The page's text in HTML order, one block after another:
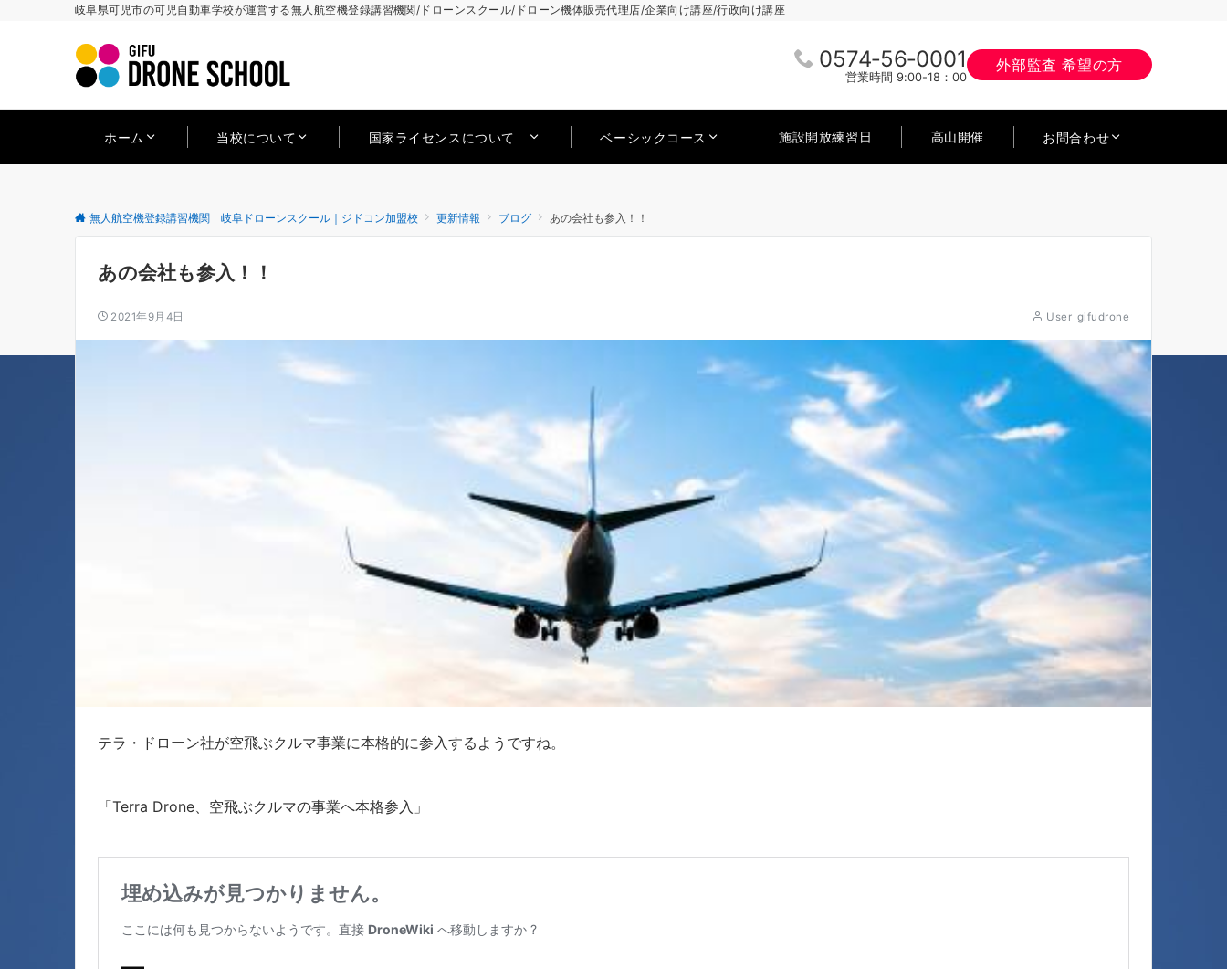
岐阜県可児市の可児自動車学校が運営する無人航空機登録講習機関/ドローンスクール/ドローン機体販売代理店/企業向け講座/行政向け講座
0574‐56‐0001
営業時間 9:00-18：00
外部監査 希望の方
ホーム 当校について 国家ライセンスについて ベーシックコース 施設開放練習日 高山開催 お問合わせ
無人航空機登録講習機関 岐阜ドローンスクール｜ジドコン加盟校 更新情報 ブログ あの会社も参入！！
あの会社も参入！！
2021年9月4日 User_gifudrone
テラ・ドローン社が空飛ぶクルマ事業に本格的に参入するようですね。
「Terra Drone、空飛ぶクルマの事業へ本格参入」